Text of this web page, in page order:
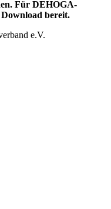
Für DEHOGA-
bereit.
e.V.